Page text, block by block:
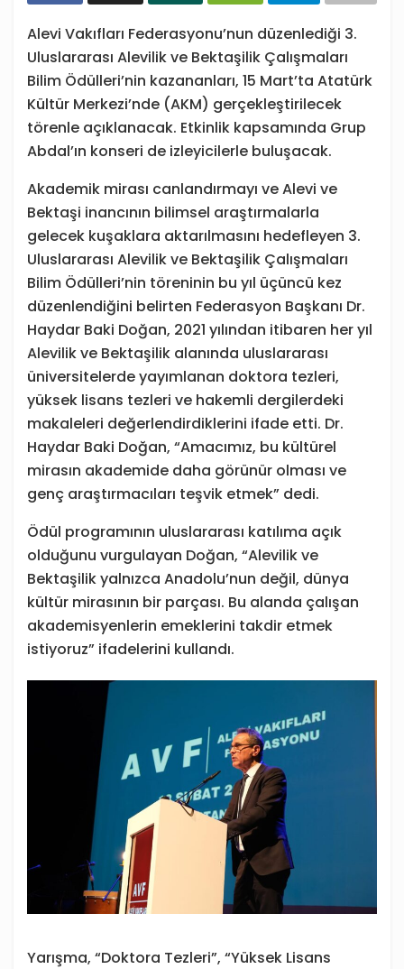
Alevi Vakıfları Federasyonu’nun düzenlediği 3.
Uluslararası Alevilik ve Bektaşilik Çalışmaları
Bilim Ödülleri’nin kazananları, 15 Mart’ta Atatürk
Kültür Merkezi’nde (AKM) gerçekleştirilecek
törenle açıklanacak. Etkinlik kapsamında Grup
Abdal’ın konseri de izleyicilerle buluşacak.
Akademik mirası canlandırmayı ve Alevi ve
Bektaşi inancının bilimsel araştırmalarla
gelecek kuşaklara aktarılmasını hedefleyen 3.
Uluslararası Alevilik ve Bektaşilik Çalışmaları
Bilim Ödülleri’nin töreninin bu yıl üçüncü kez
düzenlendiğini belirten Federasyon Başkanı Dr.
Haydar Baki Doğan, 2021 yılından itibaren her yıl
Alevilik ve Bektaşilik alanında uluslararası
üniversitelerde yayımlanan doktora tezleri,
yüksek lisans tezleri ve hakemli dergilerdeki
makaleleri değerlendirdiklerini ifade etti. Dr.
Haydar Baki Doğan, “Amacımız, bu kültürel
mirasın akademide daha görünür olması ve
genç araştırmacıları teşvik etmek” dedi.
Ödül programının uluslararası katılıma açık
olduğunu vurgulayan Doğan, “Alevilik ve
Bektaşilik yalnızca Anadolu’nun değil, dünya
kültür mirasının bir parçası. Bu alanda çalışan
akademisyenlerin emeklerini takdir etmek
istiyoruz” ifadelerini kullandı.
Yarışma, “Doktora Tezleri”, “Yüksek Lisans